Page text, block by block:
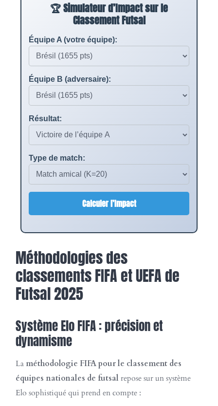
🏆 Simulateur d’Impact sur le
Classement Futsal
Équipe A (votre équipe):
Équipe B (adversaire):
Résultat:
Type de match:
Calculer l’Impact
Méthodologies des
classements FIFA et UEFA de
Futsal 2025
Système Elo FIFA : précision et
dynamisme
La méthodologie FIFA pour le classement des
équipes nationales de futsal repose sur un système
Elo sophistiqué qui prend en compte :